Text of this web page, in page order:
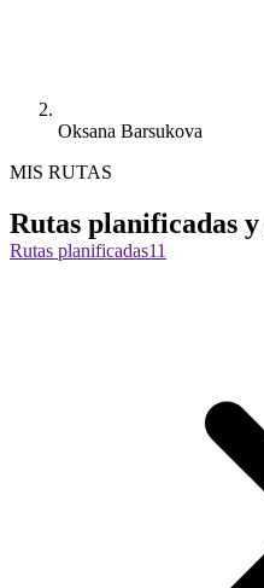
Oksana Barsukova
MIS RUTAS
Rutas planificadas
Rutas planificadas11